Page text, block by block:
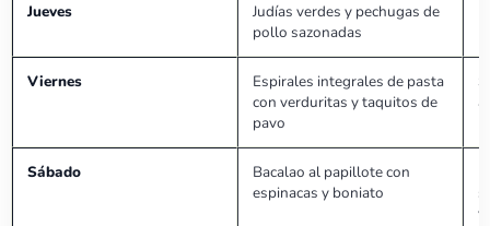
Jueves
Judías verdes y pechugas de
pollo sazonadas
Viernes
Espirales integrales de pasta
con verduritas y taquitos de
pavo
Sábado
Bacalao al papillote con
espinacas y boniato